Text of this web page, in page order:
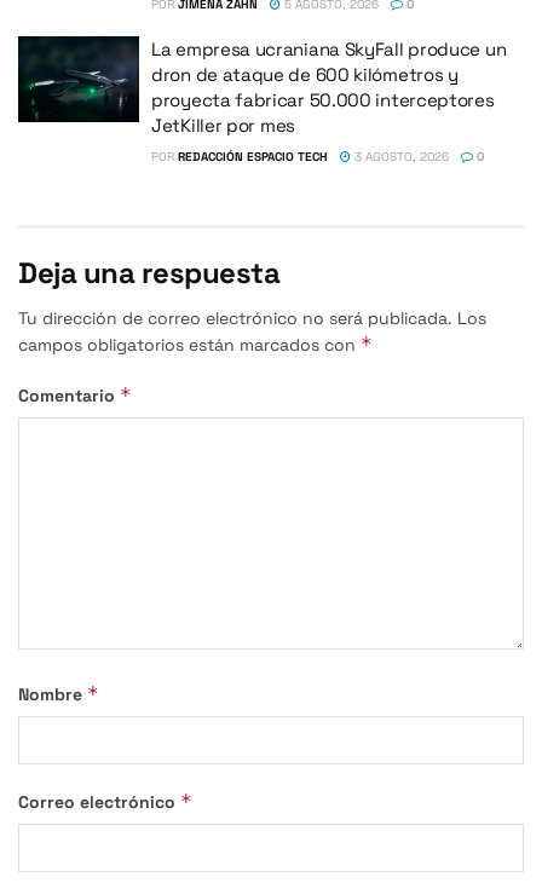
POR JIMENA ZAHN 5 AGOSTO, 2026 0
La empresa ucraniana SkyFall produce un
dron de ataque de 600 kilómetros y
proyecta fabricar 50.000 interceptores
JetKiller por mes
POR REDACCIÓN ESPACIO TECH 3 AGOSTO, 2026 0
Deja una respuesta
Tu dirección de correo electrónico no será publicada. Los
campos obligatorios están marcados con *
Comentario *
Nombre *
Correo electrónico *